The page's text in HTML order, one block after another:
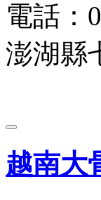
電話：
澎湖縣
越南大